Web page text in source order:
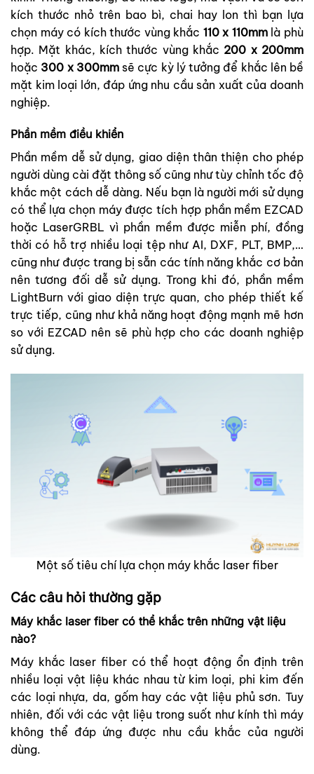
kích thước nhỏ trên bao bì, chai hay lon thì bạn lựa
chọn máy có kích thước vùng khắc 110 x 110mmlà phù
hợp. Mặt khác, kích thước vùng khắc 200 x 200mm
hoặc 300 x 300mmsẽ cực kỳ lý tưởng để khắc lên bề
mặt kim loại lớn, đáp ứng nhu cầu sản xuất của doanh
nghiệp.
Phần mềm điều khiển
Phần mềm dễ sử dụng, giao diện thân thiện cho phép
người dùng cài đặt thông số cũng như tùy chỉnh tốc độ
khắc một cách dễ dàng. Nếu bạn là người mới sử dụng
có thể lựa chọn máy được tích hợp phần mềm EZCAD
hoặc LaserGRBL vì phần mềm được miễn phí, đồng
thời có hỗ trợ nhiều loại tệp như AI, DXF, PLT, BMP,…
cũng như được trang bị sẵn các tính năng khắc cơ bản
nên tương đối dễ sử dụng. Trong khi đó, phần mềm
LightBurn với giao diện trực quan, cho phép thiết kế
trực tiếp, cũng như khả năng hoạt động mạnh mẽ hơn
so với EZCAD nên sẽ phù hợp cho các doanh nghiệp
sử dụng.
Một số tiêu chí lựa chọn máy khắc laser fiber
Các câu hỏi thường gặp
Máy khắc laser fiber có thể khắc trên những vật liệu
nào?
Máy khắc laser fiber có thể hoạt động ổn định trên
nhiều loại vật liệu khác nhau từ kim loại, phi kim đến
các loại nhựa, da, gốm hay các vật liệu phủ sơn. Tuy
nhiên, đối với các vật liệu trong suốt như kính thì máy
không thể đáp ứng được nhu cầu khắc của người
dùng.